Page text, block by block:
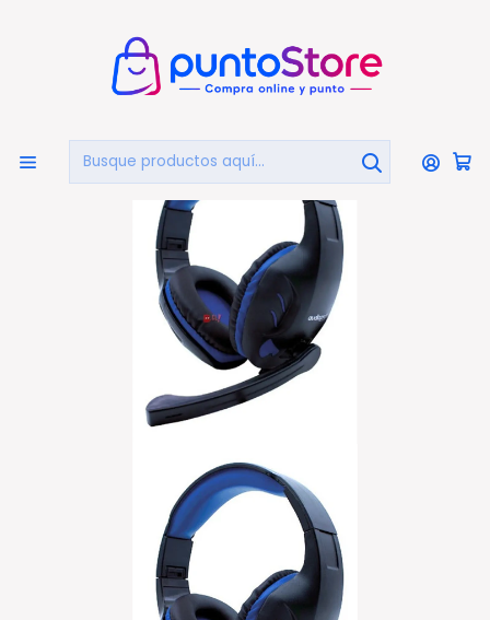
Inicio PUNTO GAMER Audífonos Gamer
Audífonos Gamer Conector 3,5mm Azul - Ps